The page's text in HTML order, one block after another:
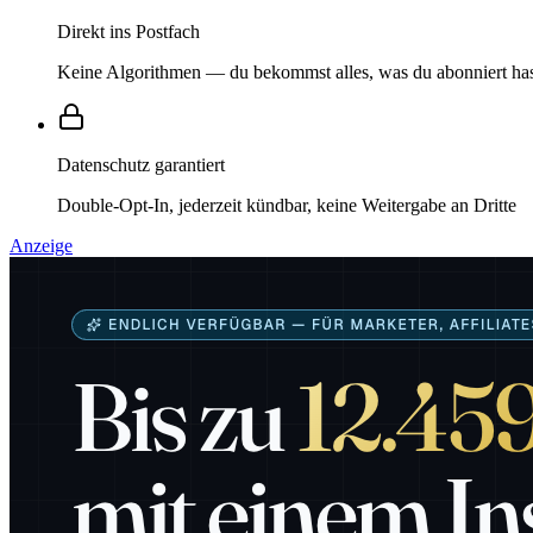
Direkt ins Postfach
Keine Algorithmen — du bekommst alles, was du abonniert
Datenschutz garantiert
Double-Opt-In, jederzeit kündbar, keine Weitergabe an Dritte
Anzeige